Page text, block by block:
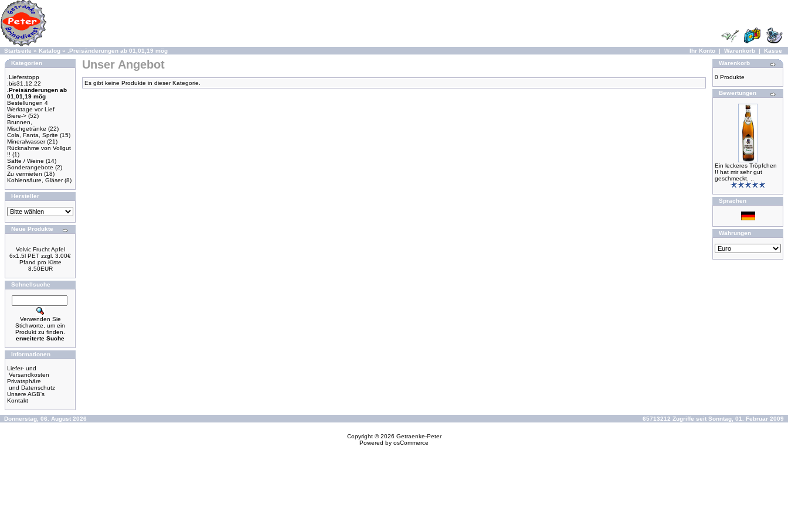
Startseite » Katalog » .Preisänderungen ab 01,01,19 mög Ihr Konto | Warenkorb | Kasse
Kategorien
.Lieferstopp
.bis31.12.22
.Preisänderungen ab
01,01,19 mög
Bestellungen 4
Werktage vor Lief
Biere-> (52)
Brunnen,
Mischgetränke (22)
Cola, Fanta, Sprite (15)
Mineralwasser(21)
Rücknahme von Vollgut
!! (1)
Säfte / Weine (14)
Sonderangebote (2)
Zu vermieten (18)
Kohlensäure, Gläser(8)
Hersteller
Neue Produkte
Volvic Frucht Apfel
6x1.5l PET zzgl. 3.00€
Pfand pro Kiste
8.50EUR
Schnellsuche
Verwenden Sie
Stichworte, um ein
Produkt zu finden.
erweiterte Suche
Informationen
Liefer- und
Versandkosten
Privatsphäre
und Datenschutz
Unsere AGB's
Kontakt
Unser Angebot
Es gibt keine Produkte in dieser Kategorie.
Warenkorb
0 Produkte
Bewertungen
Ein leckeres Tröpfchen
!! hat mir sehr gut
geschmeckt. ..
Sprachen
Währungen
Donnerstag, 06. August 2026 65713212 Zugriffe seit Sonntag, 01. Februar 2009
Copyright © 2026 Getraenke-Peter
Powered by osCommerce